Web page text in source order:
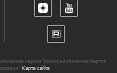
партия "Коммунистическая партия
Карта сайта